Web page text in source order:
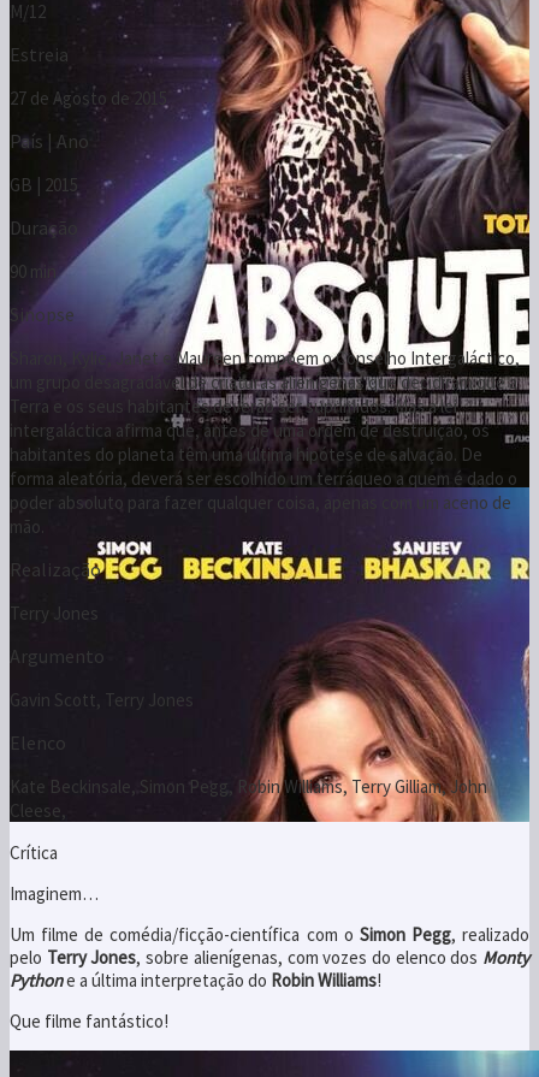
GB | 2015
Duração
90 min
Sinopse
Sharon, Kylie, Janet e Maureen compõem o Conselho Intergaláctico,
um grupo desagradável de criaturas alienígenas que decidiram que a
Terra e os seus habitantes deverão ser suprimidos. Mas a lei
intergaláctica afirma que, antes de uma ordem de destruição, os
habitantes do planeta têm uma última hipótese de salvação. De
forma aleatória, deverá ser escolhido um terráqueo a quem é dado o
poder absoluto para fazer qualquer coisa, apenas com um aceno de
Realização
Terry Jones
Argumento
Gavin Scott, Terry Jones
Elenco
Kate Beckinsale, Simon Pegg, Robin Williams, Terry Gilliam, John
Cleese,
Crítica
Imaginem…
Um filme de comédia/ficção-científica com oSimon Pegg, realizado
pelo Terry Jones , sobre alienígenas, com vozes do elenco dosMonty
Pythone a última interpretação doRobin Williams!
Que filme fantástico!